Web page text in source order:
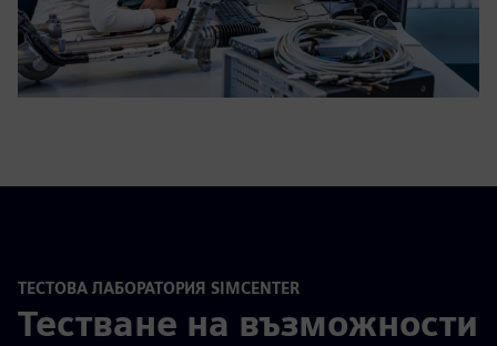
ТЕСТОВА ЛАБОРАТОРИЯ SIMCENTER
Тестване на възможности